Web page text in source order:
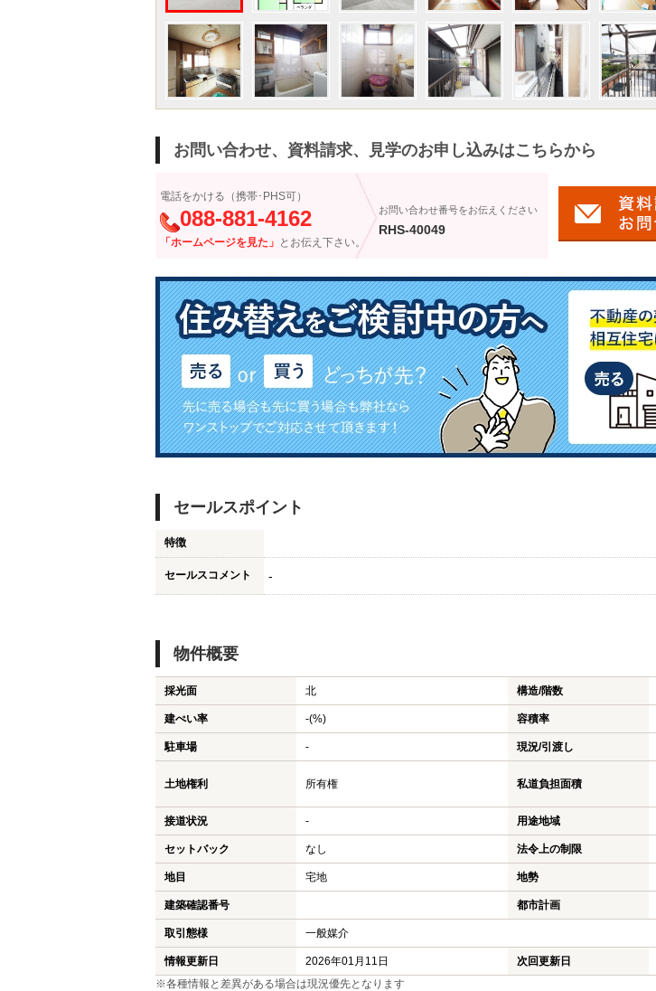
お問い合わせ、資料請求、見学のお申し込みはこちらから
電話をかける（携帯･PHS可）
088-881-4162
「ホームページを見た」 とお伝え下さい。
お問い合わせ番号をお伝えください
RHS-40049
セールスポイント
特徴
セールスコメント -
物件概要
採光面 北 構造/階数
建ぺい率 -(%) 容積率
駐車場 - 現況/引渡し
土地権利 所有権 私道負担面積
接道状況 - 用途地域
セットバック なし 法令上の制限
地目 宅地 地勢
建築確認番号 都市計画
取引態様 一般媒介
情報更新日 2026年01月11日 次回更新日
※各種情報と差異がある場合は現況優先となります